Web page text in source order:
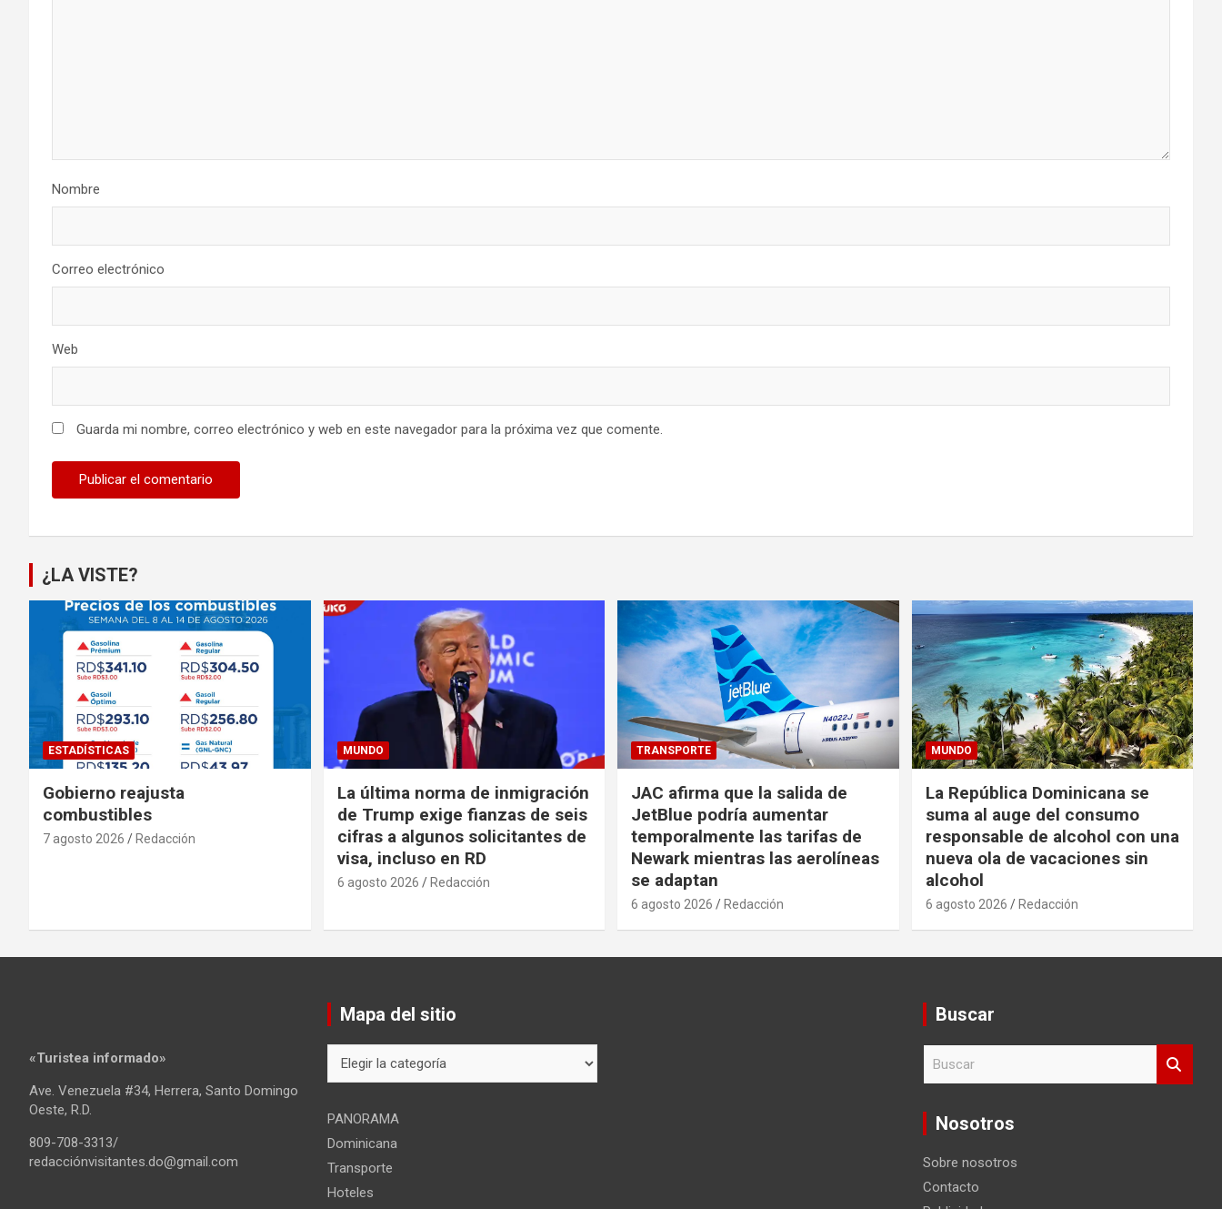
Nombre
Correo electrónico
Web
Guarda mi nombre, correo electrónico y web en este navegador para la próxima vez que comente.
¿LA VISTE?
ESTADÍSTICAS
Gobierno reajusta
combustibles
7 agosto 2026 Redacción
MUNDO
La última norma de inmigración
de Trump exige fianzas de seis
cifras a algunos solicitantes de
visa, incluso en RD
6 agosto 2026 Redacción
TRANSPORTE
JAC afirma que la salida de
JetBlue podría aumentar
temporalmente las tarifas de
Newark mientras las aerolíneas
se adaptan
6 agosto 2026 Redacción
MUNDO
La República Dominicana se
suma al auge del consumo
responsable de alcohol con una
nueva ola de vacaciones sin
alcohol
6 agosto 2026 Redacción
«Turistea informado»
Ave. Venezuela #34, Herrera, Santo Domingo
Oeste, R.D.
809-708-3313/
redacciónvisitantes.do@gmail.com
Mapa del sitio
del
PANORAMA
Dominicana
Transporte
Hoteles
Buscar
c
Nosotros
Sobre nosotros
Contacto